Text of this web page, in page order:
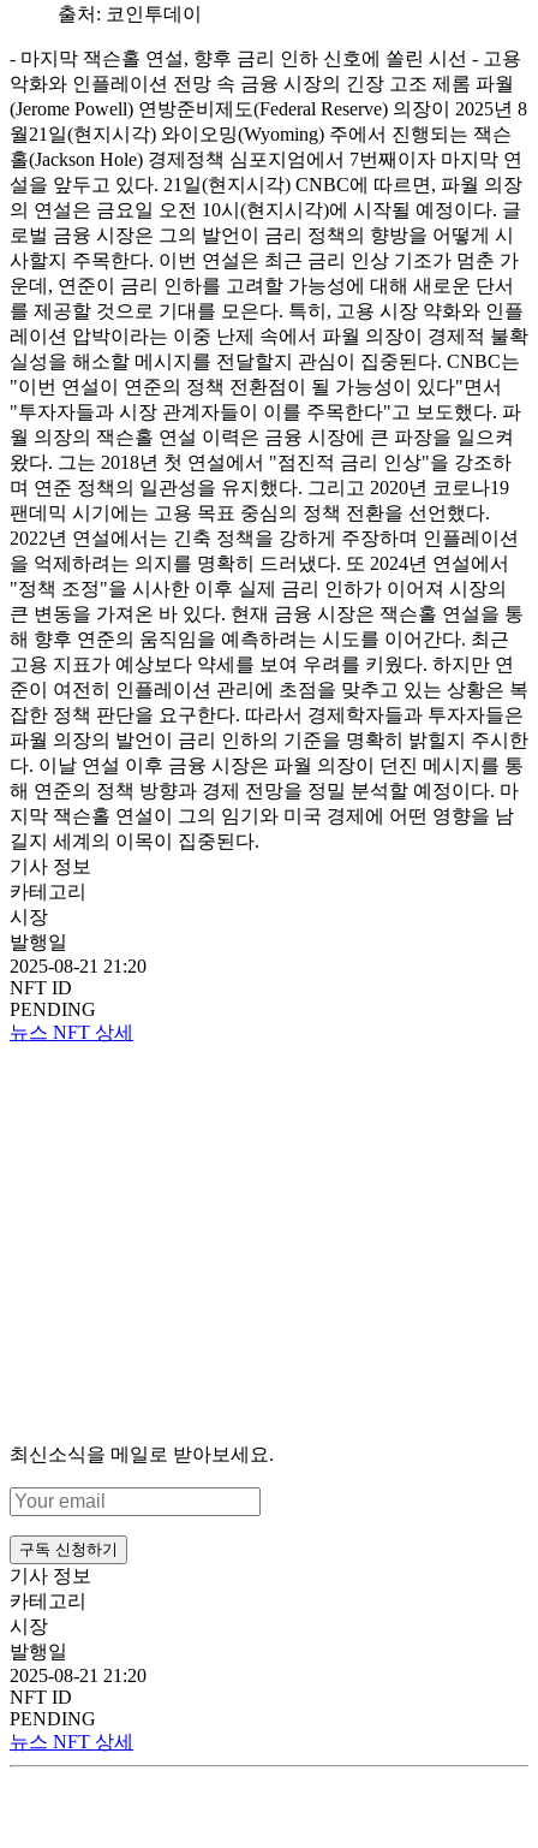
출처: 코인투데이
- 마지막 잭슨홀 연설, 향후 금리 인하 신호에 쏠린 시선 - 고용
악화와 인플레이션 전망 속 금융 시장의 긴장 고조 제롬 파월
(Jerome Powell) 연방준비제도(Federal Reserve) 의장이 2025년 8
월21일(현지시각) 와이오밍(Wyoming) 주에서 진행되는 잭슨
홀(Jackson Hole) 경제정책 심포지엄에서 7번째이자 마지막 연
설을 앞두고 있다. 21일(현지시각) CNBC에 따르면, 파월 의장
의 연설은 금요일 오전 10시(현지시각)에 시작될 예정이다. 글
로벌 금융 시장은 그의 발언이 금리 정책의 향방을 어떻게 시
사할지 주목한다. 이번 연설은 최근 금리 인상 기조가 멈춘 가
운데, 연준이 금리 인하를 고려할 가능성에 대해 새로운 단서
를 제공할 것으로 기대를 모은다. 특히, 고용 시장 약화와 인플
레이션 압박이라는 이중 난제 속에서 파월 의장이 경제적 불확
실성을 해소할 메시지를 전달할지 관심이 집중된다. CNBC는
"이번 연설이 연준의 정책 전환점이 될 가능성이 있다"면서
"투자자들과 시장 관계자들이 이를 주목한다"고 보도했다. 파
월 의장의 잭슨홀 연설 이력은 금융 시장에 큰 파장을 일으켜
왔다. 그는 2018년 첫 연설에서 "점진적 금리 인상"을 강조하
며 연준 정책의 일관성을 유지했다. 그리고 2020년 코로나19
팬데믹 시기에는 고용 목표 중심의 정책 전환을 선언했다.
2022년 연설에서는 긴축 정책을 강하게 주장하며 인플레이션
을 억제하려는 의지를 명확히 드러냈다. 또 2024년 연설에서
"정책 조정"을 시사한 이후 실제 금리 인하가 이어져 시장의
큰 변동을 가져온 바 있다. 현재 금융 시장은 잭슨홀 연설을 통
해 향후 연준의 움직임을 예측하려는 시도를 이어간다. 최근
고용 지표가 예상보다 약세를 보여 우려를 키웠다. 하지만 연
준이 여전히 인플레이션 관리에 초점을 맞추고 있는 상황은 복
잡한 정책 판단을 요구한다. 따라서 경제학자들과 투자자들은
파월 의장의 발언이 금리 인하의 기준을 명확히 밝힐지 주시한
다. 이날 연설 이후 금융 시장은 파월 의장이 던진 메시지를 통
해 연준의 정책 방향과 경제 전망을 정밀 분석할 예정이다. 마
지막 잭슨홀 연설이 그의 임기와 미국 경제에 어떤 영향을 남
길지 세계의 이목이 집중된다.
기사 정보
카테고리
시장
발행일
2025-08-21 21:20
NFT ID
PENDING
뉴스 NFT 상세
최신소식을 메일로 받아보세요.
구독 신청하기
기사 정보
카테고리
시장
발행일
2025-08-21 21:20
NFT ID
PENDING
뉴스 NFT 상세